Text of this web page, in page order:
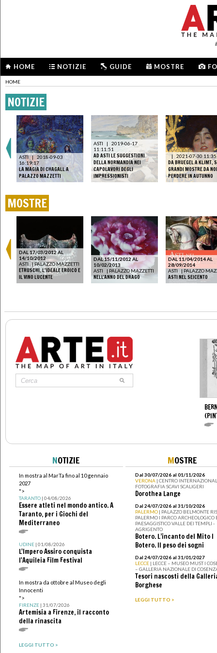
HOME NOTIZIE GUIDE MOSTRE
HOME
NOTIZIE
ASTI | 2018-09-03
16:19:17
LA MAGIA DI CHAGALL A
PALAZZO MAZZETTI
ASTI |
2019-06-17
11:11:51
AD ASTI LE SUGGESTIONI
DELLA NORMANDIA NEI
CAPOLAVORI DEGLI
IMPRESSIONISTI
| 2021-07-30
DA BRUEGEL A KLIMT,
GRANDI MOSTRE DA
PERDERE IN AUTUNNO
MOSTRE
DAL 17/03/2012 AL
14/10/2012
ASTI |PALAZZO MAZZETTI
ETRUSCHI. L’IDEALE EROICO E
IL VINO LUCENTE
DAL 15/11/2012 AL
10/02/2013
ASTI
| PALAZZO MAZZETTI
NELL'ANNO DEL DRAGO
DAL 11/04/2014 AL
28/09/2014
ASTI
| PALAZZO
ASTI NEL SEICENTO
NOTIZIE
In mostra al MarTa fino al 10 gennaio
2027
">
TARANTO| 04/08/2026
Essere atleti nel mondo antico. A
Taranto, per i Giochi del
Mediterraneo
UDINE| 01/08/2026
L'Impero Assiro conquista
l'Aquileia Film Festival
In mostra da ottobre al Museo degli
Innocenti
">
FIRENZE| 31/07/2026
Artemisia a Firenze, il racconto
della rinascita
LEGGI TUTTO >
MOSTRE
Dal 30/07/2026 al 01/11/2026
VERONA | CENTRO
FOTOGRAFIA SCAVI SCALIGERI
Dorothea Lange
Dal 24/07/2026 al 31/10/2026
PALERMO | PALAZZO BELMONTE
PALERMO I PARCO ARCHEOLOGICO
PAESAGGISTICO VALLE DEI TEMPLI -
AGRIGENTO
Botero. L’incanto del Mito I
Botero. Il peso dei sogni
Dal 24/07/2026 al 31/01/2027
LECCE | LECCE – MUSEO MUST I
– GALLERIA NAZIONALE DI
Tesori nascosti della
Borghese
LEGGI TUTTO >